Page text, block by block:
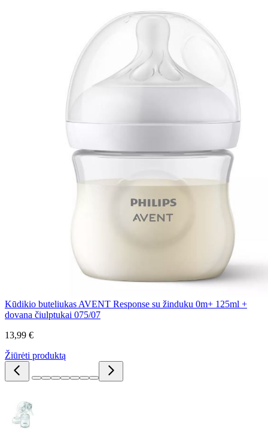
Kūdikio buteliukas AVENT Response su žinduku 0m+ 125ml +
dovana čiulptukai 075/07
13,99 €
Žiūrėti produktą